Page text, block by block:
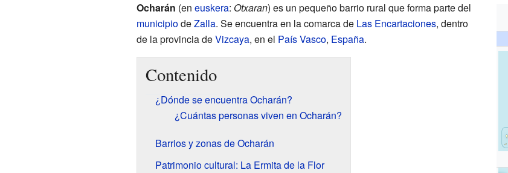
Ocharán (en euskera: Otxaran) es un pequeño barrio rural que forma parte del
municipiodeZalla. Se encuentra en la comarca de Las Encartaciones, dentro
de la provincia deVizcaya, en el País Vasco, España.
Contenido
¿Dónde se encuentra Ocharán?
¿Cuántas personas viven en Ocharán?
Barrios y zonas de Ocharán
Patrimonio cultural: La Ermita de la Flor